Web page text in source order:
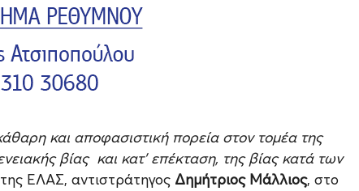
και αποφασιστική πορεία στον τομέα της
βίας και κατ' επέκταση, της βίας κατά των
ΕΛΑΣ, αντιστράτηγος Δημήτριος Μάλλιος, στο